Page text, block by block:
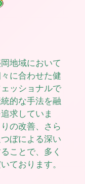
地域において
に合わせた健
ッショナルで
的な手法を融
求していま
の改善、さら
ぼによる深い
ことで、多く
ております。